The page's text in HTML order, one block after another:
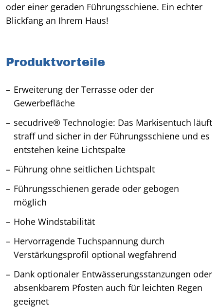
oder einer geraden Führungsschiene. Ein echter
Blickfang an Ihrem Haus!
Produktvorteile
Erweiterung der Terrasse oder der
Gewerbefläche
secudrive® Technologie: Das Markisentuch läuft
straff und sicher in der Führungsschiene und es
entstehen keine Lichtspalte
Führung ohne seitlichen Lichtspalt
Führungsschienen gerade oder gebogen
möglich
Hohe Windstabilität
Hervorragende Tuchspannung durch
Verstärkungsprofil optional wegfahrend
Dank optionaler Entwässerungsstanzungen oder
absenkbarem Pfosten auch für leichten Regen
geeignet